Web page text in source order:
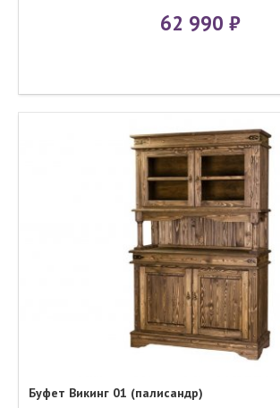
62 990
Буфет Викинг 01 (палисандр)